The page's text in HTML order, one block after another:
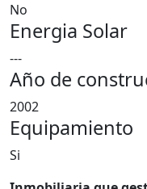
No
Energia Solar
---
Año de
2002
Equipamiento
Si